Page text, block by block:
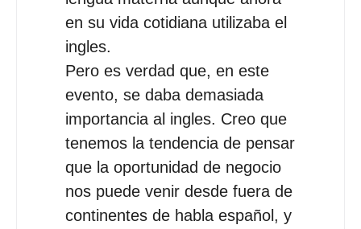
en su vida cotidiana utilizaba el
ingles.
Pero es verdad que, en este
evento, se daba demasiada
importancia al ingles. Creo que
tenemos la tendencia de pensar
que la oportunidad de negocio
nos puede venir desde fuera de
continentes de habla español, y